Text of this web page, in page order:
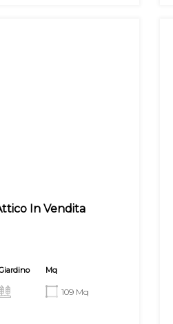
In Vendita
Mq
109 Mq